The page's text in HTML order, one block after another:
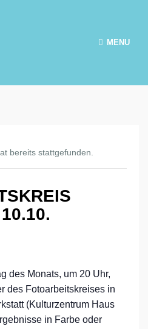
MENU
bereits stattgefunden.
des Monats, um 20 Uhr,
des Fotoarbeitskreises in
(Kulturzentrum Haus
in Farbe oder